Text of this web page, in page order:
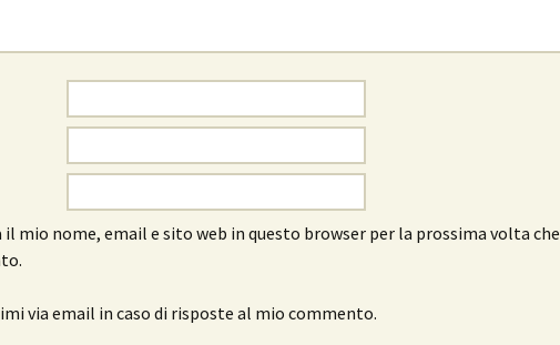
il mio nome, email e sito web in questo browser per la prossima volta che
via email in caso di risposte al mio commento.